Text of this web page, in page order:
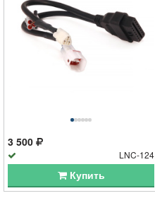
3 500
LNC-124
Купить